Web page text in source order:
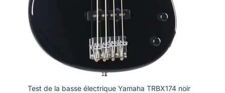
Test de la basse électrique Yamaha TRBX174 noir